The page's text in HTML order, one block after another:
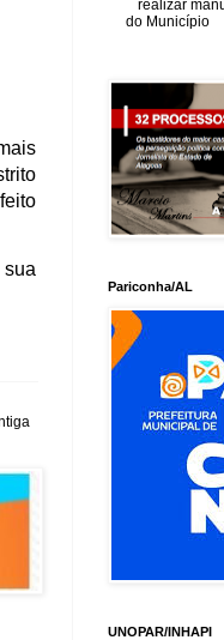
realizar
do Município
Pariconha/AL
UNOPAR/INHAPI